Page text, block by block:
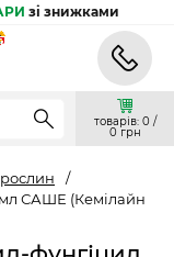
зі знижками
товарів: 0 /
0 грн
/
мл САШЕ (Кемілайн